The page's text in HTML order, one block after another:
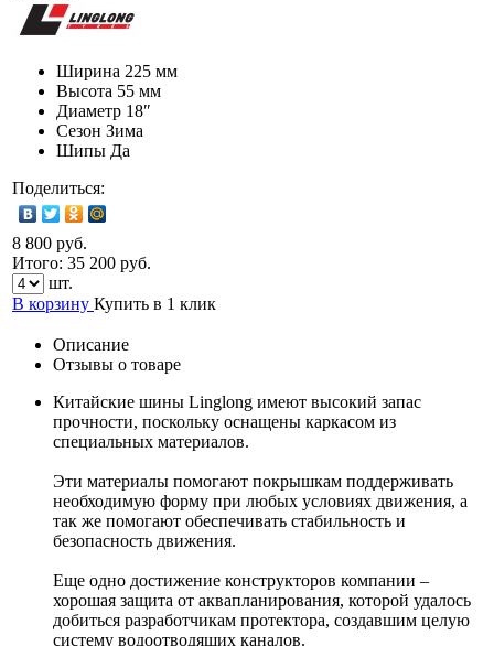
Ширина 225 мм
Высота 55 мм
Диаметр 18″
Сезон Зима
Шипы Да
Поделиться:
8 800 руб.
Итого: 35 200 руб.
шт.
В корзину Купить в 1 клик
Описание
Отзывы о товаре
Китайские шины Linglong имеют высокий запас
прочности, поскольку оснащены каркасом из
специальных материалов.
Эти материалы помогают покрышкам поддерживать
необходимую форму при любых условиях движения, а
так же помогают обеспечивать стабильность и
безопасность движения.
Еще одно достижение конструкторов компании –
хорошая защита от аквапланирования, которой удалось
добиться разработчикам протектора, создавшим целую
систему водоотводящих каналов.